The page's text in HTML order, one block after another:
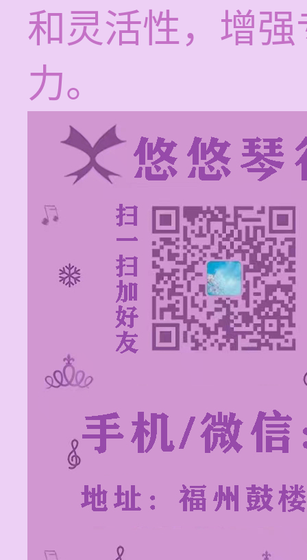
和灵活性，增
力。